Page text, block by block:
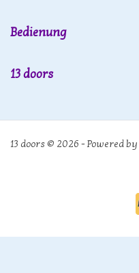
Bedienung
13 doors
13 doors © 2026 - Powered by